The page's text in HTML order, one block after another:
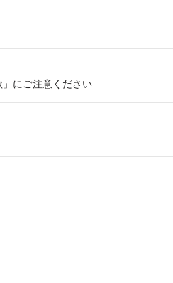
にご注意ください